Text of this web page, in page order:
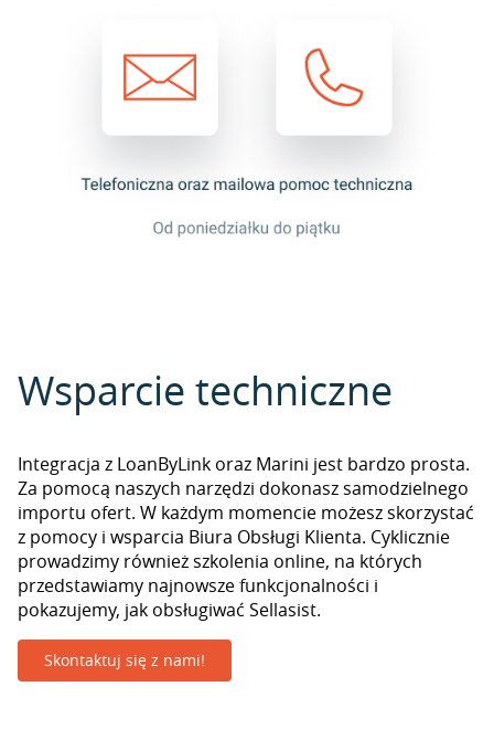
Wsparcie techniczne
Integracja z LoanByLink oraz Marini jest bardzo prosta.
Za pomocą naszych narzędzi dokonasz samodzielnego
importu ofert. W każdym momencie możesz skorzystać
z pomocy i wsparcia Biura Obsługi Klienta. Cyklicznie
prowadzimy również szkolenia online, na których
przedstawiamy najnowsze funkcjonalności i
pokazujemy, jak obsługiwać Sellasist.
Skontaktuj się z nami!